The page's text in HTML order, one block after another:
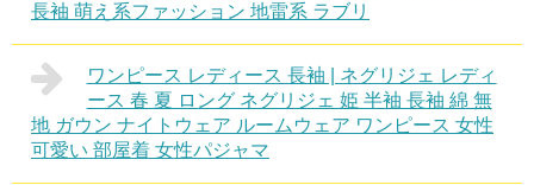
長袖 萌え系ファッション 地雷系 ラブリ
ワンピース レディース 長袖 | ネグリジェ レディ
ース 春 夏 ロング ネグリジェ 姫 半袖 長袖 綿 無
地 ガウン ナイトウェア ルームウェア ワンピース 女性
可愛い 部屋着 女性パジャマ